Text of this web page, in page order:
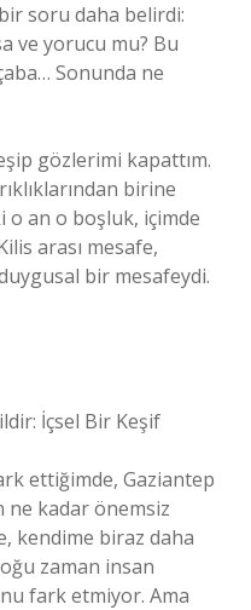
soru daha belirdi:
ve yorucu mu? Bu
Sonunda ne
gözlerimi kapattım.
birine
o an o boşluk, içimde
arası mesafe,
bir mesafeydi.
İçsel Bir Keşif
ettiğimde, Gaziantep
ne kadar önemsiz
kendime biraz daha
zaman insan
fark etmiyor. Ama